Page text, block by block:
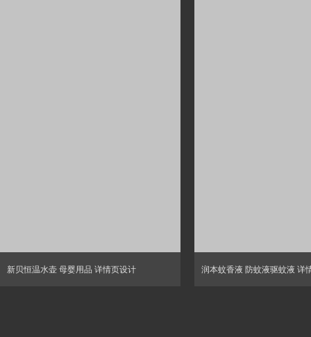
新贝恒温水壶 母婴用品 详情页设计 润本蚊香液 防蚊液驱蚊液 详